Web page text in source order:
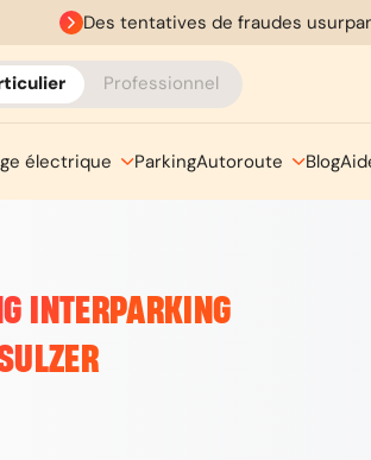
Des tentatives de fraudes
Professionnel
électrique ParkingAutoroute Blog
INTERPARKING